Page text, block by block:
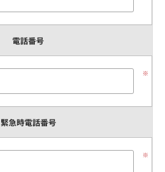
電話番号
※
緊急時電話番号
※